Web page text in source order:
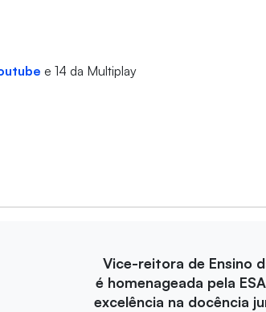
e 14 da Multiplay
Vice-reitora de Ensino
é homenageada pela
excelência na docência